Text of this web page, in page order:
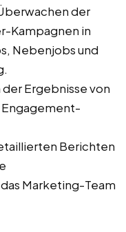
der
Kampagnen in
Nebenjobs und
Ergebnisse von
Berichten
Marketing-Team